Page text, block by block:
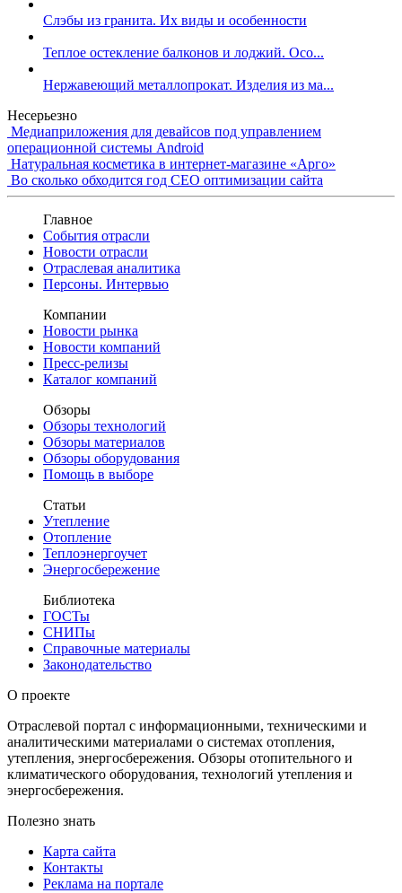
Слэбы из гранита. Их виды и особенности
Теплое остекление балконов и лоджий. Осо...
Нержавеющий металлопрокат. Изделия из ма...
Несерьезно
Медиаприложения для девайсов под управлением
операционной системы Android
Натуральная косметика в интернет-магазине «Арго»
Во сколько обходится год СЕО оптимизации сайта
Главное
События отрасли
Новости отрасли
Отраслевая аналитика
Персоны. Интервью
Компании
Новости рынка
Новости компаний
Пресс-релизы
Каталог компаний
Обзоры
Обзоры технологий
Обзоры материалов
Обзоры оборудования
Помощь в выборе
Статьи
Утепление
Отопление
Теплоэнергоучет
Энергосбережение
Библиотека
ГОСТы
СНИПы
Справочные материалы
Законодательство
О проекте
Отраслевой портал с информационными, техническими и
аналитическими материалами о системах отопления,
утепления, энергосбережения. Обзоры отопительного и
климатического оборудования, технологий утепления и
энергосбережения.
Полезно знать
Карта сайта
Контакты
Реклама на портале